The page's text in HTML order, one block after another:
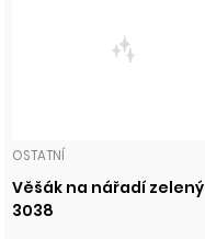
OSTATNÍ
Věšák na nářadí zelený
3038